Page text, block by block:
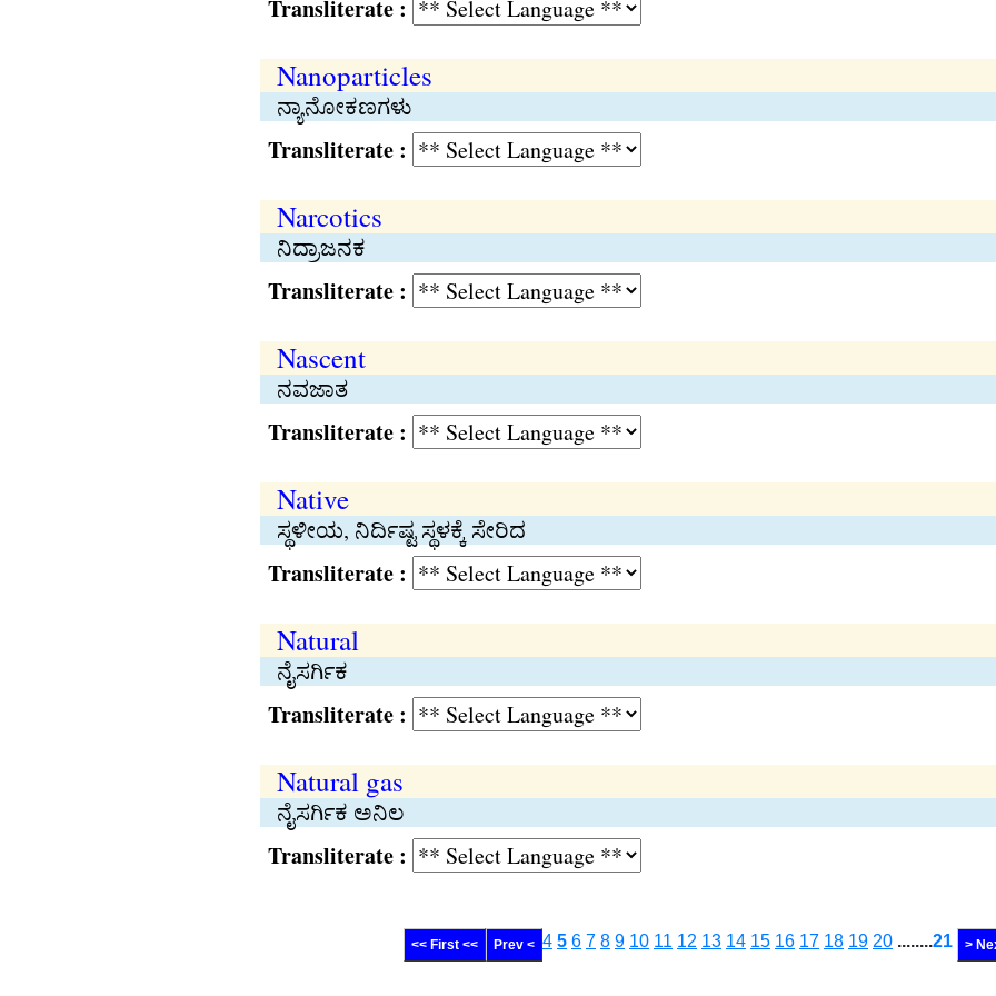
Transliterate :
Nanoparticles
ನ್ಯಾನೋಕಣಗಳು
Transliterate :
Narcotics
ನಿದ್ರಾಜನಕ
Transliterate :
Nascent
ನವಜಾತ
Transliterate :
Native
ಸ್ಥಳೀಯ, ನಿರ್ದಿಷ್ಟ ಸ್ಥಳಕ್ಕೆ ಸೇರಿದ
Transliterate :
Natural
ನೈಸರ್ಗಿಕ
Transliterate :
Natural gas
ನೈಸರ್ಗಿಕ ಅನಿಲ
Transliterate :
<< First << Prev < 4 5 6 7 8 9 10 11 12 13 14 15 16 17 18 19 20 ........21 >